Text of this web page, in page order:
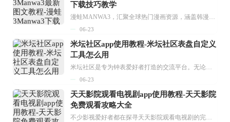
下载技巧教学
漫蛙MANWA3，汇聚全球热门漫画资源，涵盖韩漫、欧美漫画、国漫等多种类型，题材丰富多样，全方位满足用户阅读喜好。它不仅是阅读平台，更是创作平台，为广大用户打造零门槛创作环境。...
06-23
米坛社区app使用教程-米坛社区表盘自定义
工具怎么用
米坛社区是专为钟表爱好者打造的交流平台。无论你是初涉钟表领域的普通爱好者，还是拥有多年收藏经验的资深玩家，都能在此找到属于自己的天地。 无需注册，就能轻松参与其中。通过专业的讨论论坛与丰富的交互功能，你可与世界各地的钟表爱好者畅快交流。若你钟情于钟表，米坛社区无疑是值得一试的理想之选。在这里，你能获取最新的手表资讯，交流见解，提升鉴赏品味，让每一块手表都成为收藏故事中重要的一部分。感兴趣的朋友，不要错过下载机会。...
06-23
天天影院观看电视剧app使用教程-天天影院
免费观看攻略大全
不少影视爱好者都在探寻天天影院观看电视剧的完整方法，结合最新平台使用规则，本篇新手入门攻略全面讲解观看渠道、检索流程、播放设置以及画面模式调整等实用内容。全文适配手机、电脑等主流设备，步骤简洁易懂，无论是初次使用的新手，还是想要优化观影体验的用户，都能参照内容快速上手，熟练掌握平台各项操作技巧，轻松畅享影视内容。...